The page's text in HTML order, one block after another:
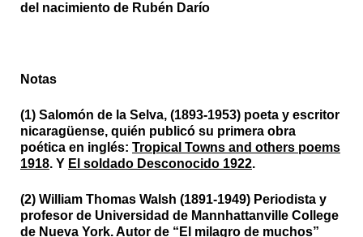
del nacimiento de Rubén Darío
Notas
(1) Salomón de la Selva, (1893-1953) poeta y escritor
nicaragüense, quién publicó su primera obra
poética en inglés: Tropical Towns and others poems
1918. Y El soldado Desconocido 1922.
(2) William Thomas Walsh (1891-1949) Periodista y
profesor de Universidad de Mannhattanville College
de Nueva York. Autor de “El milagro de muchos”